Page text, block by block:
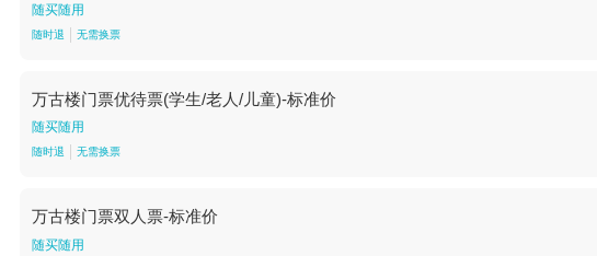
随买随用
随时退 无需换票
万古楼门票优待票(学生/老人/儿童)-标准价
随买随用
随时退 无需换票
万古楼门票双人票-标准价
随买随用